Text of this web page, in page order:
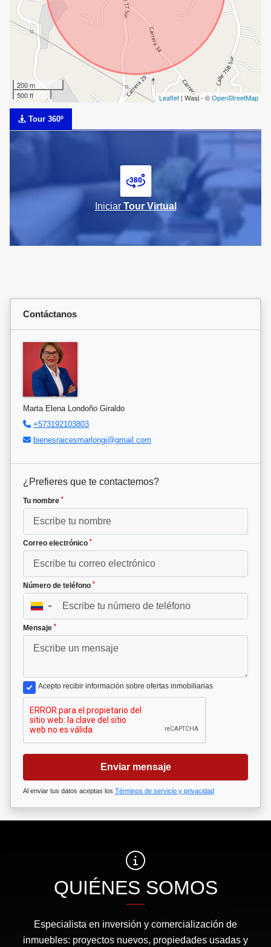
200 m
500 ft
Leaflet | Wasi - ©OpenStreetMap
Tour 360º
Iniciar Tour Virtual
Contáctanos
Marta Elena Londoño Giraldo
+573192103803
bienesraicesmarlongi@gmail.com
¿Prefieres que te contactemos?
Tu nombre *
Correo electrónico *
Número de teléfono *
▼
Mensaje *
Acepto recibir información sobre ofertas inmobiliarias
Enviar mensaje
Al enviar tus datos aceptas los Términos de servicio y privacidad
QUIÉNES SOMOS
Especialista en inversión y comercialización de
inmuebles: proyectos nuevos, propiedades usadas y